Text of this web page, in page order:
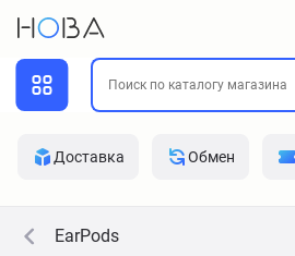
Доставка Обмен
EarPods